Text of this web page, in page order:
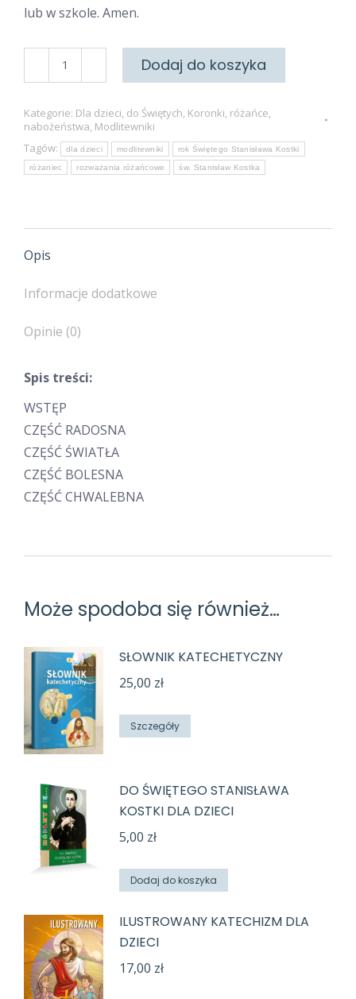
lub w szkole. Amen.
Różaniec
Świętym
Stanisławem
Kostką
Dodaj do koszyka
Kategorie: Dla dzieci do Świętych Koronki, różańce,
nabożeństwa Modlitewniki
Tagów:
dla dzieci modlitewniki rok Świętego Stanisława Kostki
różaniec rozważania różańcowe św. Stanisław Kostka
Opis
Informacje dodatkowe
Opinie (0)
Spis treści:
WSTĘP
CZĘŚĆ RADOSNA
CZĘŚĆ ŚWIATŁA
CZĘŚĆ BOLESNA
CZĘŚĆ CHWALEBNA
Może spodoba się również…
SŁOWNIK KATECHETYCZNY
25,00 zł
Szczegóły
DO ŚWIĘTEGO STANISŁAWA
KOSTKI DLA DZIECI
5,00 zł
Dodaj do koszyka
ILUSTROWANY KATECHIZM DLA
DZIECI
17,00 zł